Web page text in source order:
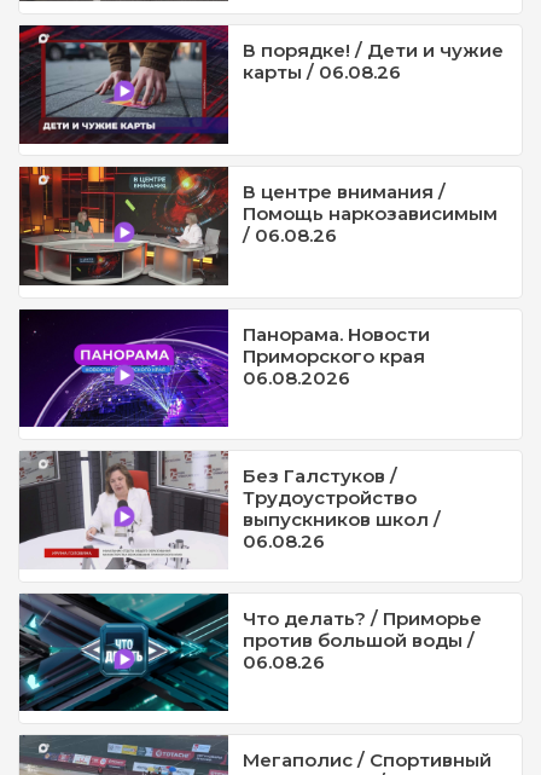
В порядке! / Дети и чужие
карты / 06.08.26
В центре внимания /
Помощь наркозависимым
/ 06.08.26
Панорама. Новости
Приморского края
06.08.2026
Без Галстуков /
Трудоустройство
выпускников школ /
06.08.26
Что делать? / Приморье
против большой воды /
06.08.26
Мегаполис / Спортивный